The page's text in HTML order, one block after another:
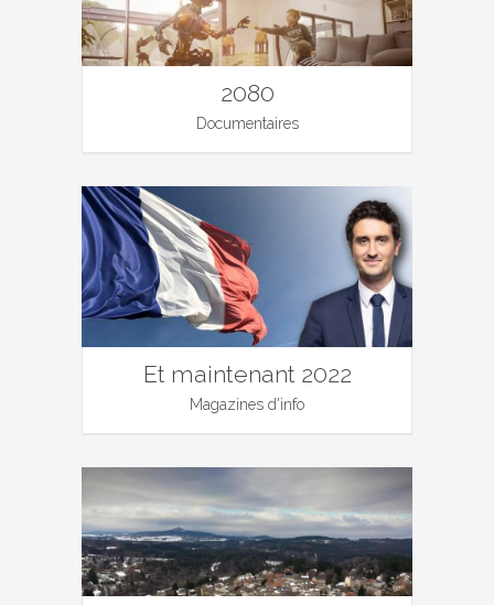
2080
Documentaires
Et maintenant 2022
Magazines d'info